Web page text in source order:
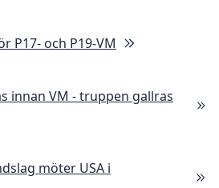
P17- och P19-VM
innan VM - truppen gallras
möter USA i